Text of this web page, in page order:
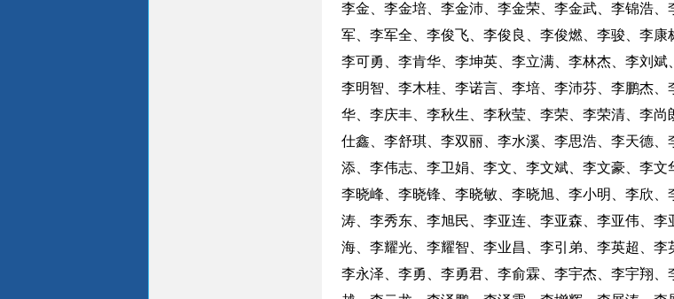
李金、李金培、李金沛、李金荣、李金武、李锦浩
军、李军全、李俊飞、李俊良、李俊燃、李骏、李康
李可勇、李肯华、李坤英、李立满、李林杰、李刘斌
李明智、李木桂、李诺言、李培、李沛芬、李鹏杰
华、李庆丰、李秋生、李秋莹、李荣、李荣清、李
仕鑫、李舒琪、李双丽、李水溪、李思浩、李天德
添、李伟志、李卫娟、李文、李文斌、李文豪、李文
李晓峰、李晓锋、李晓敏、李晓旭、李小明、李欣
涛、李秀东、李旭民、李亚连、李亚森、李亚伟、
海、李耀光、李耀智、李业昌、李引弟、李英超、李
李永泽、李勇、李勇君、李俞霖、李宇杰、李宇翔